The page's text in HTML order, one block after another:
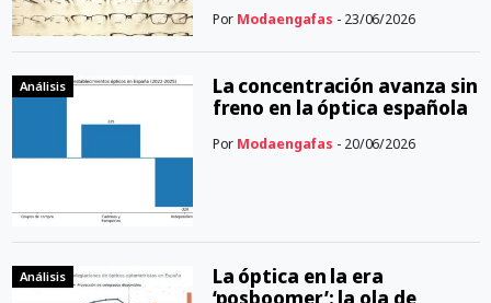
Por Modaengafas - 23/06/2026
Análisis
La concentración avanza sin
freno en la óptica española
Por Modaengafas - 20/06/2026
Análisis
La óptica en la era